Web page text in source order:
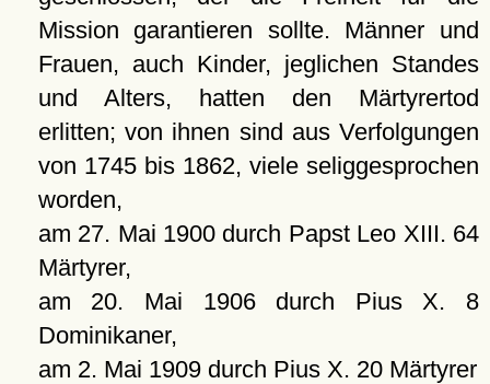
Mission garantieren sollte. Männer und
Frauen, auch Kinder, jeglichen Standes
und Alters, hatten den Märtyrertod
erlitten; von ihnen sind aus Verfolgungen
von 1745 bis 1862, viele seliggesprochen
worden,
am 27. Mai 1900 durch Papst Leo XIII. 64
Märtyrer,
am 20. Mai 1906 durch Pius X. 8
Dominikaner,
am 2. Mai 1909 durch Pius X. 20 Märtyrer